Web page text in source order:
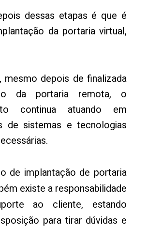
dessas etapas é que é
da portaria virtual,
mesmo depois de finalizada
da portaria remota, o
continua atuando em
de sistemas e tecnologias
de implantação de portaria
existe a responsabilidade
ao cliente, estando
para tirar dúvidas e